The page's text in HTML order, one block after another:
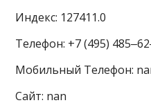
Индекс: 127411.0
Телефон: +7 (495)
Мобильный Телефон:
Сайт: nan